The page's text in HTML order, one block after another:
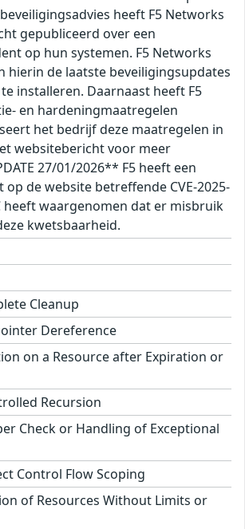
heeft F5 Networks
gepubliceerd over een
op hun systemen. F5 Networks
hierin de laatste beveiligingsupdates
installeren. Daarnaast heeft F5
en hardeningmaatregelen
het bedrijf deze maatregelen in
websitebericht voor meer
27/01/2026** F5 heeft een
de website betreffende CVE-2025-
heeft waargenomen dat er misbruik
kwetsbaarheid.
Cleanup
Dereference
on a Resource after Expiration or
Recursion
Check or Handling of Exceptional
Control Flow Scoping
of Resources Without Limits or